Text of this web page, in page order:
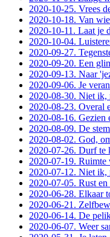
2020-10-25. Vrees
2020-10-18. Van
2020-10-11. Laat je
2020-10-04.
2020-09-27.
2020-09-20. Een
2020-09-13. Naar
2020-09-06. Je
2020-08-30. Niet ik,
2020-08-23. Overal
2020-08-16. Gezien
2020-08-09. De
2020-08-02. God,
2020-07-26. Durf te
2020-07-19. Ruimte
2020-07-12. Niet ik,
2020-07-05. Rust
2020-06-28. Elkaar
2020-06-21.
2020-06-14. De
2020-06-07. Weer